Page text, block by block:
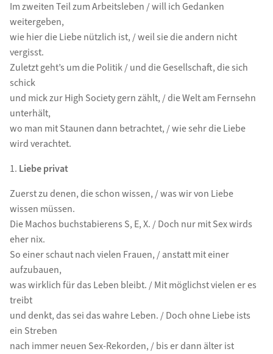
Im zweiten Teil zum Arbeitsleben / will ich Gedanken
weitergeben,
wie hier die Liebe nützlich ist, / weil sie die andern nicht
vergisst.
Zuletzt geht’s um die Politik / und die Gesellschaft, die sich
schick
und mick zur High Society gern zählt, / die Welt am Fernsehn
unterhält,
wo man mit Staunen dann betrachtet, / wie sehr die Liebe
wird verachtet.
1. Liebe privat
Zuerst zu denen, die schon wissen, / was wir von Liebe
wissen müssen.
Die Machos buchstabierens S, E, X. / Doch nur mit Sex wirds
eher nix.
So einer schaut nach vielen Frauen, / anstatt mit einer
aufzubauen,
was wirklich für das Leben bleibt. / Mit möglichst vielen er es
treibt
und denkt, das sei das wahre Leben. / Doch ohne Liebe ists
ein Streben
nach immer neuen Sex-Rekorden, / bis er dann älter ist